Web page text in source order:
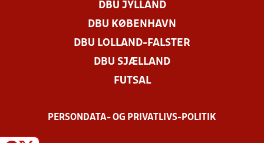
DBU JYLLAND
DBU KØBENHAVN
DBU LOLLAND-FALSTER
DBU SJÆLLAND
FUTSAL
PERSONDATA- OG PRIVATLIVS-POLITIK